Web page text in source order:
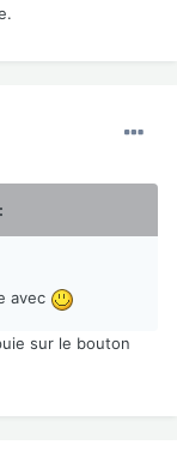
avec
sur le bouton